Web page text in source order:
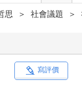
Desiree Cooper精確地
結了婚才有性生活。崔
樣。我們每逢周年都會
再也沒有想起這件事。
思 ＞ 社會議題 ＞
寫評價